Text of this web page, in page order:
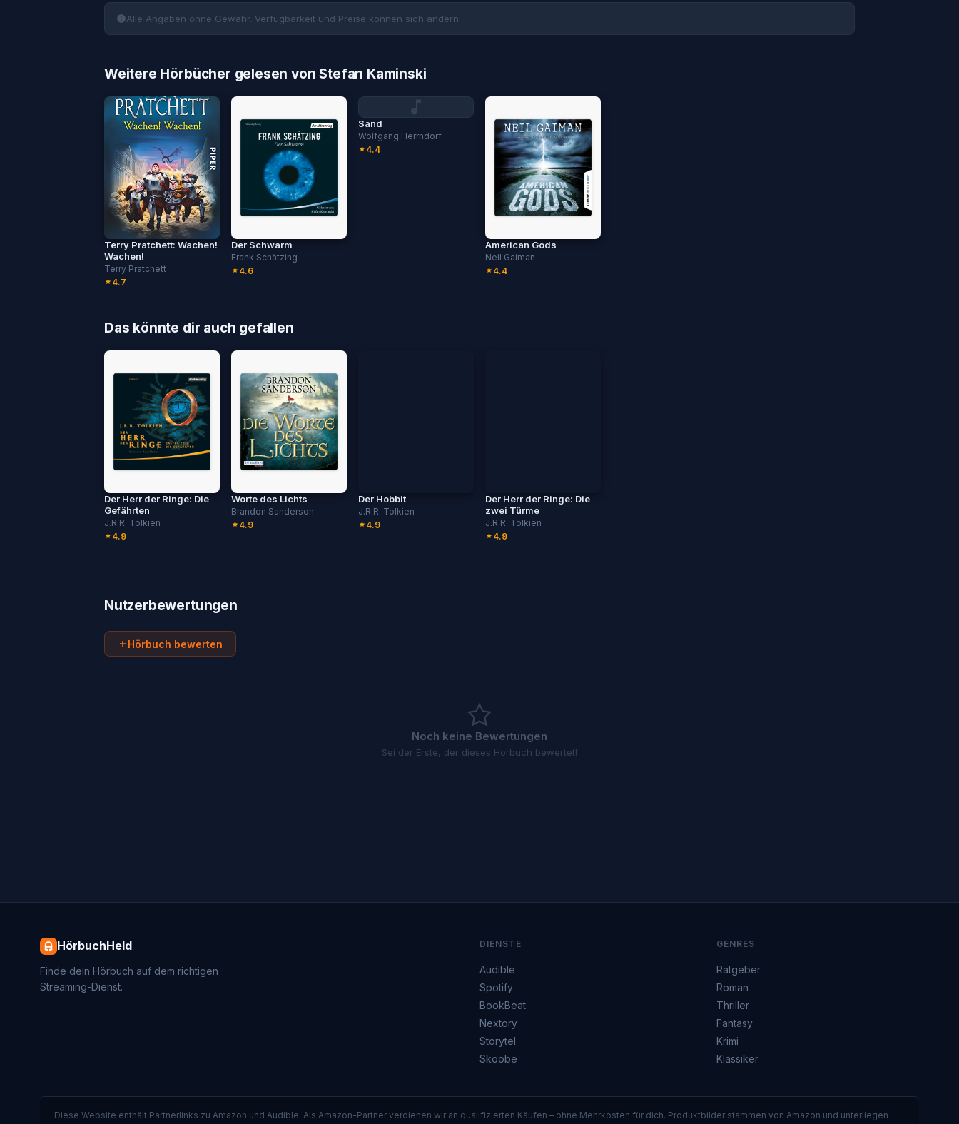
Alle Angaben ohne Gewähr. Verfügbarkeit und Preise können sich ändern.
Weitere Hörbücher gelesen von Stefan Kaminski
Terry Pratchett: Wachen!
Wachen!
Terry Pratchett
4.7
Der Schwarm
Frank Schätzing
4.6
Sand
Wolfgang Herrndorf
4.4
American Gods
Neil Gaiman
4.4
Das könnte dir auch gefallen
Der Herr der Ringe: Die
Gefährten
J.R.R. Tolkien
4.9
Worte des Lichts
Brandon Sanderson
4.9
Der Hobbit
J.R.R. Tolkien
4.9
Der Herr der Ringe: Die
zwei Türme
J.R.R. Tolkien
4.9
Nutzerbewertungen
Hörbuch bewerten
Noch keine Bewertungen
Sei der Erste, der dieses Hörbuch bewertet!
HörbuchHeld
Finde dein Hörbuch auf dem richtigen
Streaming-Dienst.
DIENSTE
Audible
Spotify
BookBeat
Nextory
Storytel
Skoobe
GENRES
Ratgeber
Roman
Thriller
Fantasy
Krimi
Klassiker
Diese Website enthält Partnerlinks zu Amazon und Audible. Als Amazon-Partner verdienen wir an qualifizierten Käufen – ohne Mehrkosten für dich. Produktbilder stammen von Amazon und unterliegen